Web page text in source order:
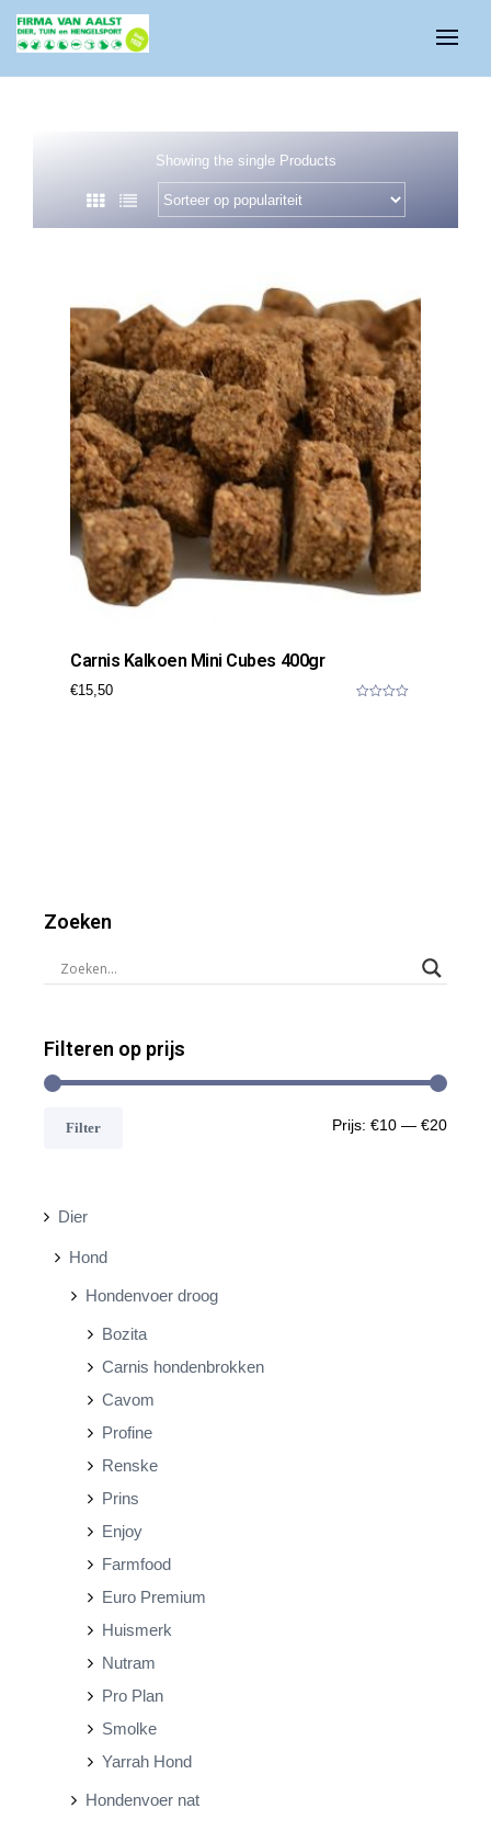
Showing the single Products
Carnis Kalkoen Mini Cubes 400gr
€15,50
Zoeken
Filteren op prijs
MM
Filter Prijs: €10 — €20
Dier
Hond
Hondenvoer droog
Bozita
Carnis hondenbrokken
Cavom
Profine
Renske
Prins
Enjoy
Farmfood
Euro Premium
Huismerk
Nutram
Pro Plan
Smolke
Yarrah Hond
Hondenvoer nat